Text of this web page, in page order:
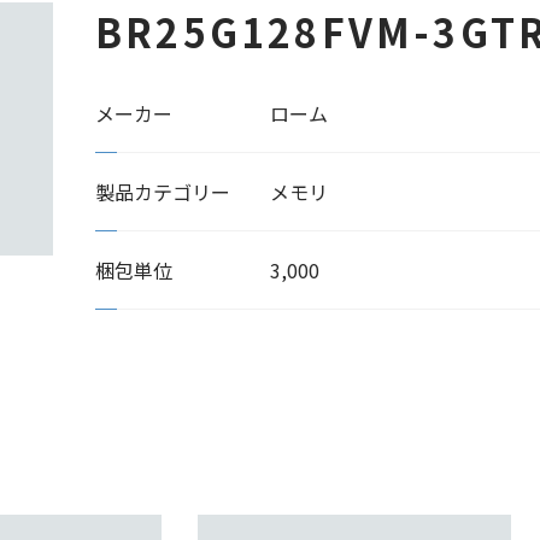
BR25G128FVM-
メーカー ローム
製品カテゴリー メモリ
梱包単位 3,000